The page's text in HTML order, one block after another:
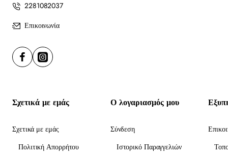
2281082037
Επικοινωνία
Σχετικά με εμάς
Σχετικά με εμάς
Πολιτική Απορρήτου
Ο λογαριασμός μου
Σύνδεση
Ιστορικό Παραγγελιών